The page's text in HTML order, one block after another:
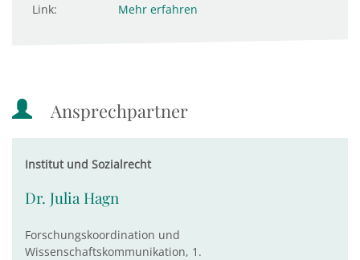
Link:
Mehr erfahren
Ansprechpartner
Institut und Sozialrecht
Dr. Julia Hagn
Forschungskoordination und
Wissenschaftskommunikation, 1.